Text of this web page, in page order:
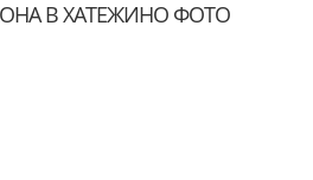
В ХАТЕЖИНО ФОТО